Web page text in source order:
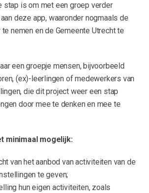
stap is om met een groep verder
deze app, waaronder nogmaals de
nemen en de Gemeente Utrecht te
een groepje mensen, bijvoorbeeld
(ex)-leerlingen of medewerkers van
die dit project weer een stap
door mee te denken en mee te
minimaal mogelijk:
van het aanbod van activiteiten van de
te geven;
hun eigen activiteiten, zoals